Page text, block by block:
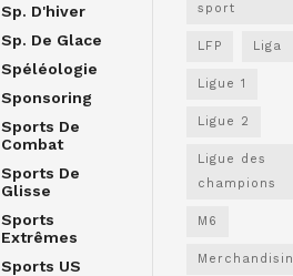
Sp. D'hiver
Sp. De Glace
Spéléologie
Sponsoring
Sports De
Combat
Sports De
Glisse
Sports
Extrêmes
Sports US
sport
LFP Liga
Ligue 1
Ligue 2
Ligue des
champions
M6